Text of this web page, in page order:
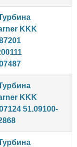
KKK
KKK
51.09100-